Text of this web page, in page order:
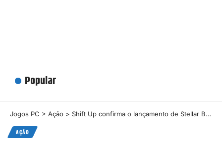
Popular
Jogos PC > Ação > Shift Up confirma o lançamento de Stellar Blade para PC
AÇÃO